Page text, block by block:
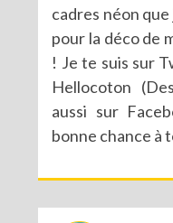
cadres néon
pour la déco de
! Je te suis sur
Hellocoton
aussi sur
bonne chance à